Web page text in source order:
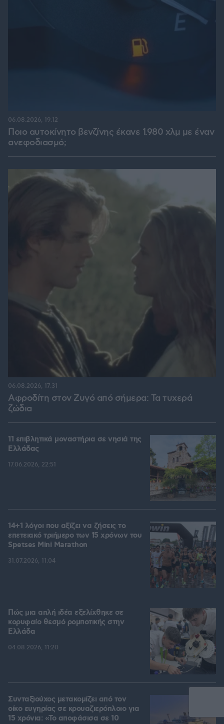
Ποιο αυτοκίνητο βενζίνης έκανε 1.980 χλμ με έναν
ανεφοδιασμό;
06.08.2026, 19:12
Αφροδίτη στον Ζυγό από σήμερα: Τα τυχερά
ζώδια
06.08.2026, 17:31
11 επιβλητικά μοναστήρια σε νησιά της
Ελλάδας
17.06.2026, 22:51
14+1 λόγοι που αξίζει να ζήσεις το
επετειακό τριήμερο των 15 χρόνων του
Spetses Mini Marathon
31.07.2026, 11:04
Πώς μια απλή ιδέα εξελίχθηκε σε
κορυφαίο θεσμό ρομποτικής στην
Ελλάδα
04.08.2026, 11:20
Συνταξιούχος μετακομίζει από τον
οίκο ευγηρίας σε κρουαζιερόπλοιο για
15 χρόνια: «Το αποφάσισα σε 10